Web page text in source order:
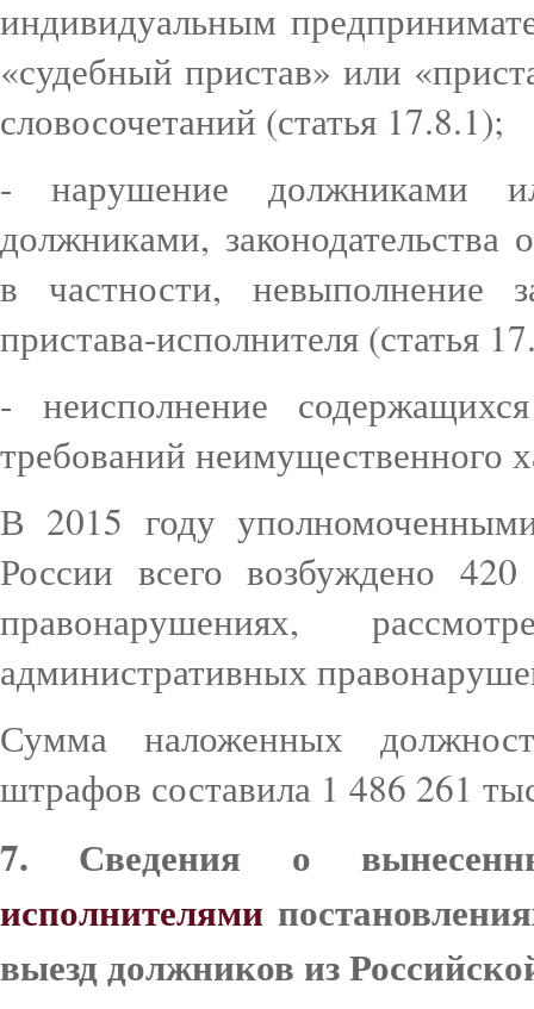
индивидуальным
«судебный пристав» или
словосочетаний (статья 17.8.1);
- нарушение должниками
должниками, законодательства
в частности, невыполнение
пристава-исполнителя (статья
- неисполнение
требований неимущественного
В 2015 году
России всего возбуждено
правонарушениях,
административных
Сумма наложенных
штрафов составила 1 486 261
7. Сведения о
исполнителями
выезд должников из